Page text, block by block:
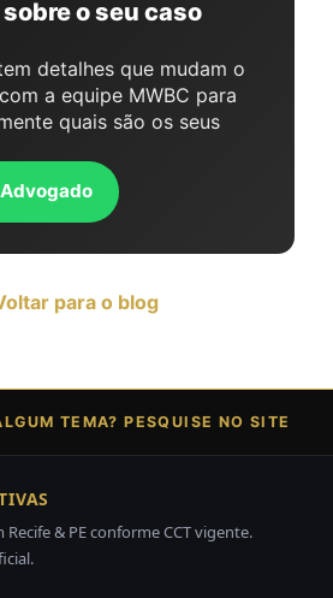
o seu caso
detalhes que mudam o
a equipe MWBC para
quais são os seus
para o blog
TEMA? PESQUISE NO SITE
& PE conforme CCT vigente.